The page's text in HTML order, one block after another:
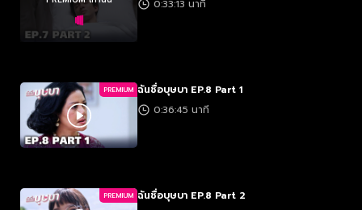
0:33:13 นาที
PREMIUM ฉันชื่อบุษบา EP.8 Part 1
0:36:45 นาที
PREMIUM ฉันชื่อบุษบา EP.8 Part 2